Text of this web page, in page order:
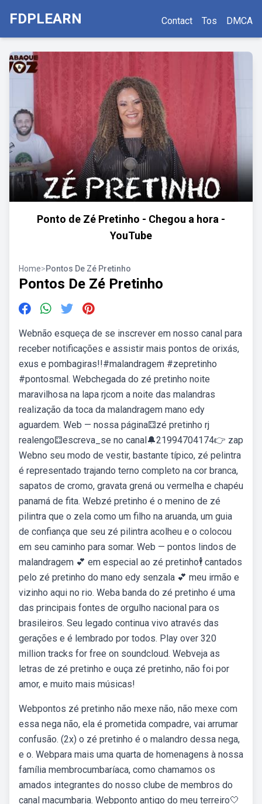
FDPLEARN Contact Tos DMCA
Ponto de Zé Pretinho - Chegou a hora -
YouTube
Home>Pontos De Zé Pretinho
Pontos De Zé Pretinho
Webnão esqueça de se inscrever em nosso canal para
receber notificações e assistir mais pontos de orixás,
exus e pombagiras!!#malandragem #zepretinho
#pontosmal. Webchegada do zé pretinho noite
maravilhosa na lapa rjcom a noite das malandras
realização da toca da malandragem mano edy
aguardem. Web — nossa página⚃zé pretinho rj
realengo⚃escreva_se no canal🔔21994704174👉 zap
Webno seu modo de vestir, bastante típico, zé pelintra
é representado trajando terno completo na cor branca,
sapatos de cromo, gravata grená ou vermelha e chapéu
panamá de fita. Webzé pretinho é o menino de zé
pilintra que o zela como um filho na aruanda, um guia
de confiança que seu zé pilintra acolheu e o colocou
em seu caminho para somar. Web — pontos lindos de
malandragem 💕 em especial ao zé pretinho🕴️ cantados
pelo zé pretinho do mano edy senzala 💕 meu irmão e
vizinho aqui no rio. Weba banda do zé pretinho é uma
das principais fontes de orgulho nacional para os
brasileiros. Seu legado continua vivo através das
gerações e é lembrado por todos. Play over 320
million tracks for free on soundcloud. Webveja as
letras de zé pretinho e ouça zé pretinho, não foi por
amor, e muito mais músicas!
Webpontos zé pretinho não mexe não, não mexe com
essa nega não, ela é prometida compadre, vai arrumar
confusão. (2x) o zé pretinho é o malandro dessa nega,
e o. Webpara mais uma quarta de homenagens à nossa
família membrocumbaríaca, como chamamos os
amados integrantes do nosso clube de membros do
canal macumbaria. Webponto antigo do meu terreiro🤍